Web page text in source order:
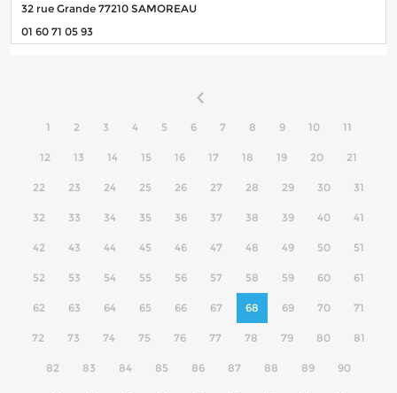
32 rue Grande 77210 SAMOREAU
01 60 71 05 93
1 2 3 4 5 6 7 8 9 10 11
12 13 14 15 16 17 18 19 20 21
22 23 24 25 26 27 28 29 30 31
32 33 34 35 36 37 38 39 40 41
42 43 44 45 46 47 48 49 50 51
52 53 54 55 56 57 58 59 60 61
62 63 64 65 66 67 68 69 70 71
72 73 74 75 76 77 78 79 80 81
82 83 84 85 86 87 88 89 90